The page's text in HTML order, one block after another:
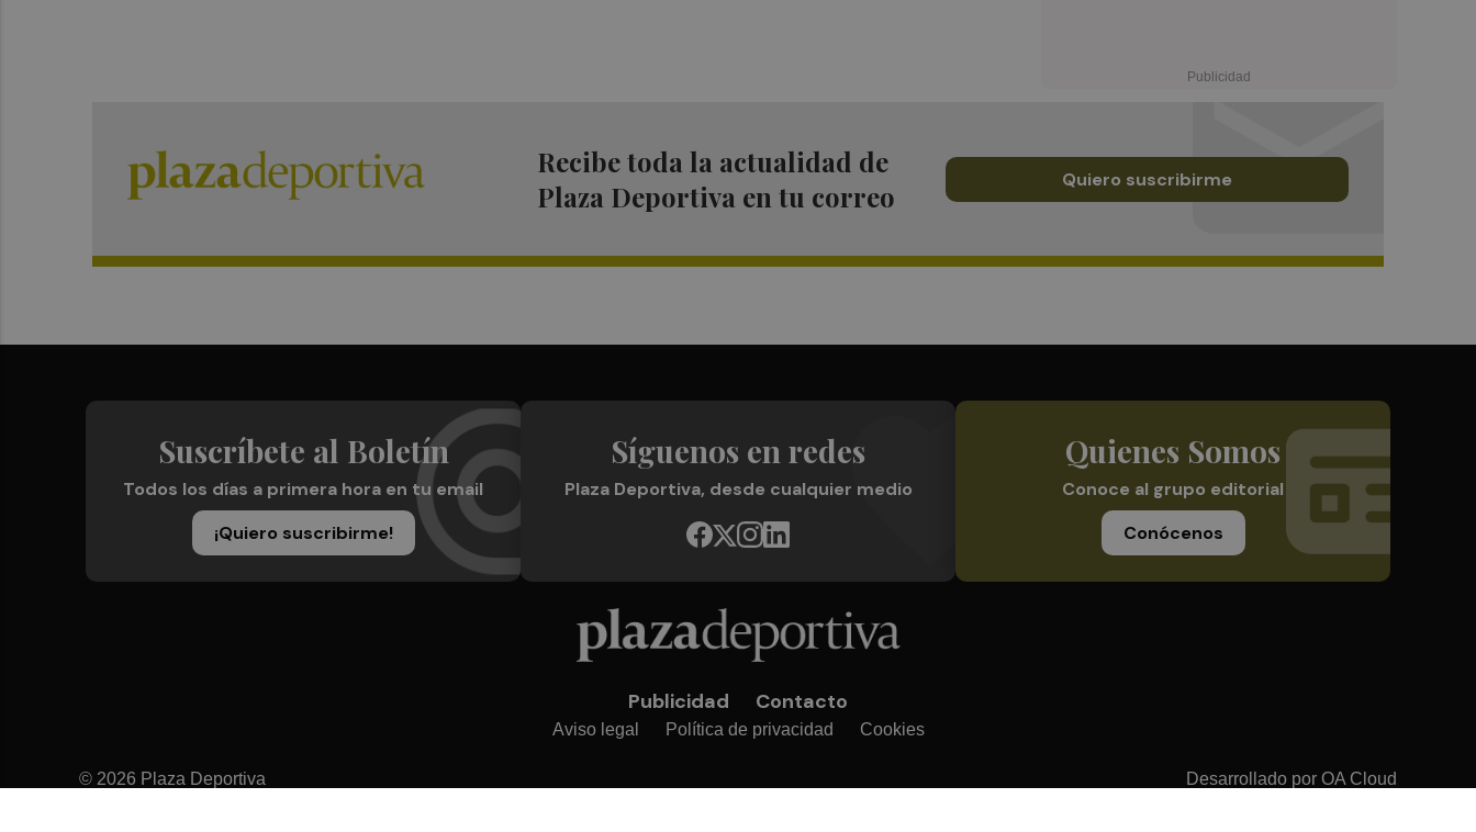
Recibe toda la actualidad de
Plaza Deportiva en tu correo
Quiero suscribirme
Suscríbete al Boletín
Todos los días a primera hora en tu email
¡Quiero suscribirme!
Síguenos en redes
Plaza Deportiva, desde cualquier medio
Quienes Somos
Conoce al grupo editorial
Conócenos
Publicidad Contacto
Aviso legal Política de privacidad Cookies
© 2026 Plaza Deportiva Desarrollado por OA Cloud